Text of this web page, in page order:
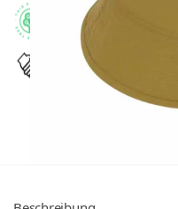
Bei einer Bestellung
Partner
Best-Preis Garantie
günstiger? Wir ziehen